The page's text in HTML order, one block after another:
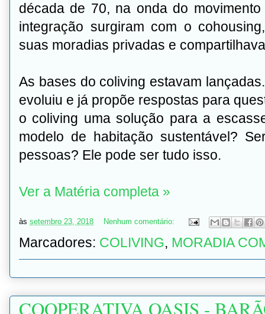
década de 70, na onda do
integração surgiram com o
suas moradias privadas e
As bases do coliving estavam
evoluiu e já propõe respostas para
o coliving uma solução para a
modelo de habitação sustentável?
pessoas? Ele pode ser tudo isso.
Ver a Matéria completa »
às setembro 23, 2018 Nenhum comentário:
Marcadores: COLIVING, MORADIA
COOPERATIVA OASIS -